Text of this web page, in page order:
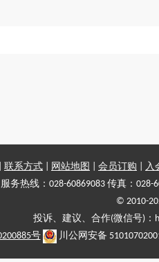
联系方式 网站地图 会员订购
入
服务热线：028-60869083 传真：028-
© 2010-
投诉、建议、合作(微信号)
号
川公网安备